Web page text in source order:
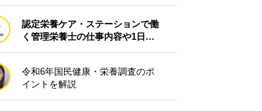
認定栄養ケア・ステーションで働
く管理栄養士の仕事内容や1日…
令和6年国民健康・栄養調査のポ
イントを解説